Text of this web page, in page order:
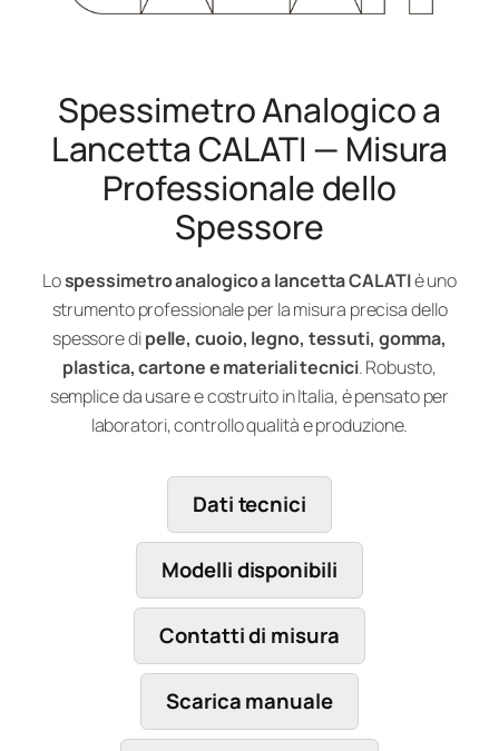
Spessimetro Analogico a
Lancetta CALATI — Misura
Professionale dello
Spessore
Lospessimetro analogico a lancetta CALATIè uno
strumento professionale per la misura precisa dello
spessore dipelle, cuoio, legno, tessuti, gomma,
plastica, cartone e materiali tecnici. Robusto,
semplice da usare e costruito in Italia, è pensato per
laboratori, controllo qualità e produzione.
Dati tecnici
Modelli disponibili
Contatti di misura
Scarica manuale